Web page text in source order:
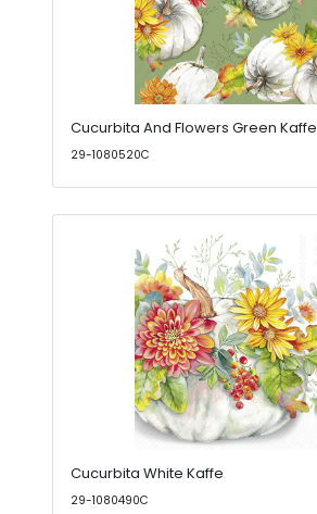
Cucurbita And Flowers Green Kaffe
29-1080520C
Cucurbita White Kaffe
29-1080490C